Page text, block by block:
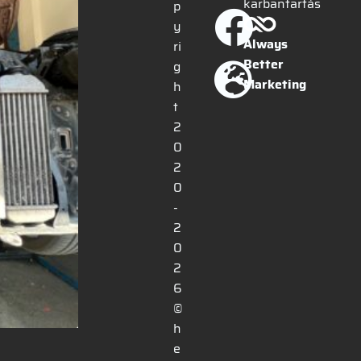
p
y
ri
g
h
t
2
0
2
0
-
2
0
2
6
©
h
e
Always
Better
Marketing